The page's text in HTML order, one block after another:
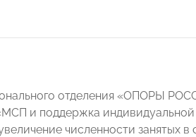
отделения «ОПОРЫ
и поддержка
численности занятых